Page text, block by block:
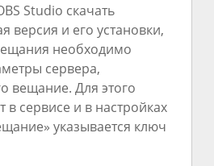
Studio скачать
версия и его установки,
необходимо
сервера,
вещание. Для этого
в сервисе и в настройках
указывается ключ